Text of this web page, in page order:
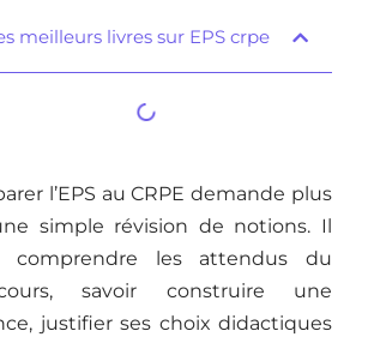
meilleurs livres sur EPS crpe
l’EPS au CRPE demande plus
simple révision de notions. Il
comprendre les attendus du
savoir construire une
justifier ses choix didactiques